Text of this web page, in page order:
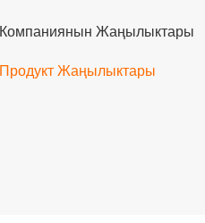
Компаниянын Жаңылыктары
Продукт Жаңылыктары